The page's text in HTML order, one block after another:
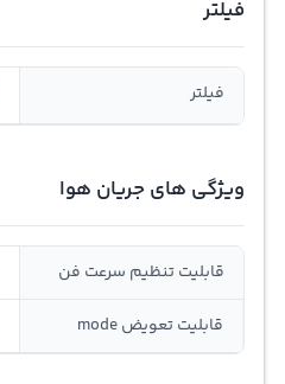
فیلتر
فیلتر
ویژگی های جریان هوا
قابلیت تنظیم سرعت فن
قابلیت تعویض mode